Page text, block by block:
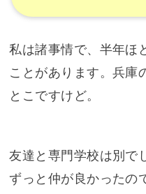
私は諸事情で、半年ほ
ことがあります。兵庫
とこですけど。
友達と専門学校は別で
ずっと仲が良かったの